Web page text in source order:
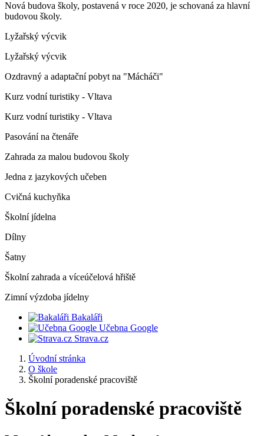
Nová budova školy, postavená v roce 2020, je schovaná za hlavní
budovou školy.
Lyžařský výcvik
Lyžařský výcvik
Ozdravný a adaptační pobyt na "Mácháči"
Kurz vodní turistiky - Vltava
Kurz vodní turistiky - Vltava
Pasování na čtenáře
Zahrada za malou budovou školy
Jedna z jazykových učeben
Cvičná kuchyňka
Školní jídelna
Dílny
Šatny
Školní zahrada a víceúčelová hřiště
Zimní výzdoba jídelny
Bakaláři
Učebna Google
Strava.cz
Úvodní stránka
O škole
Školní poradenské pracoviště
Školní poradenské pracoviště